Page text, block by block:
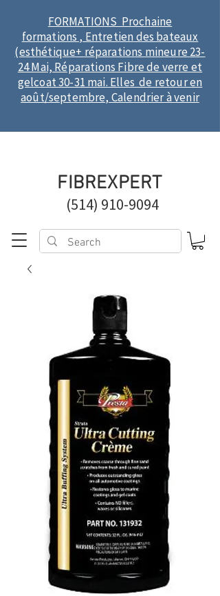
FORMATIONS Prochaine
formations , Entretien des bateaux
(esthétique+ réparations mineure 23-
24 Mai, Réparations Fibre de verre et
gelcoat 30-31 mai. Elles de retour en
août/septembre, Calendrier à venir
(514) 910-9094
FIBREXPERT